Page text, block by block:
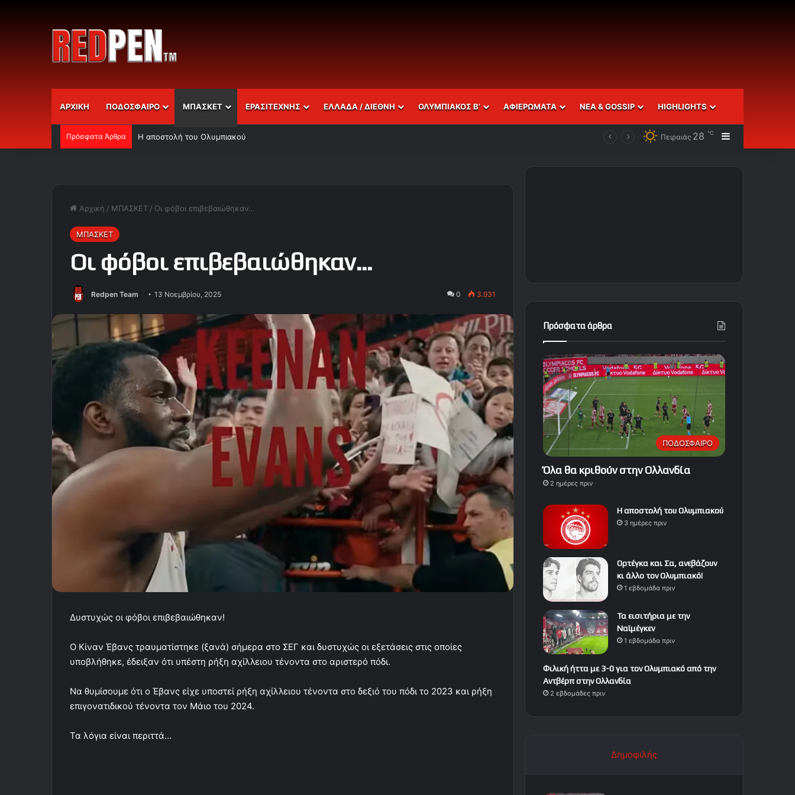
ΑΡΧΙΚΗ ΠΟΔΟΣΦΑΙΡΟ ΜΠΑΣΚΕΤ ΕΡΑΣΙΤΕΧΝΗΣ ΕΛΛΑΔΑ / ΔΙΕΘΝΗ ΟΛΥΜΠΙΑΚΟΣ Β’ ΑΦΙΕΡΩΜΑΤΑ ΝΕΑ & GOSSIP HIGHLIGHTS
Πρόσφατα Άρθρα Η αποστολή του Ολυμπιακού Πειραιάς 28 ℃ Sidebar
Αρχική / ΜΠΑΣΚΕΤ / Οι φόβοι επιβεβαιώθηκαν…
ΜΠΑΣΚΕΤ
Οι φόβοι επιβεβαιώθηκαν…
Redpen Team 13 Νοεμβρίου, 2025 0 3.931
Δυστυχώς οι φόβοι επιβεβαιώθηκαν!
Ο Κίναν Έβανς τραυματίστηκε (ξανά) σήμερα στο ΣΕΓ και δυστυχώς οι εξετάσεις στις οποίες
υποβλήθηκε, έδειξαν ότι υπέστη ρήξη αχίλλειου τένοντα στο αριστερό πόδι.
Να θυμίσουμε ότι ο Έβανς είχε υποστεί ρήξη αχίλλειου τένοντα στο δεξιό του πόδι το 2023 και ρήξη
επιγονατιδικού τένοντα τον Μάιο του 2024.
Τα λόγια είναι περιττά…
Πρόσφατα άρθρα
ΠΟΔΟΣΦΑΙΡΟ
Όλα θα κριθούν στην Ολλανδία
2 ημέρες πριν
Η αποστολή του Ολυμπιακού
3 ημέρες πριν
Ορτέγκα και Σα, ανεβάζουν
κι άλλο τον Ολυμπιακό!
1 εβδομάδα πριν
Τα εισιτήρια με την
Ναϊμέγκεν
1 εβδομάδα πριν
Φιλική ήττα με 3-0 για τον Ολυμπιακό από την
Αντβέρπ στην Ολλανδία
2 εβδομάδες πριν
Δημοφιλής